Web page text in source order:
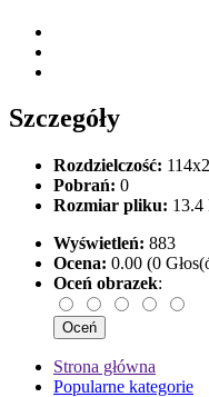
Szczegóły
Rozdzielczość:
Pobrań: 0
Rozmiar pliku: 13.4
Wyświetleń: 883
Ocena: 0.00 (0
Oceń obrazek:
Strona główna
Popularne kategorie